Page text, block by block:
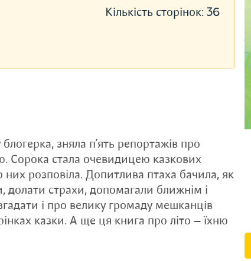
Кількість сторінок: 36
зняла п’ять репортажів про
Сорока стала очевидицею казкових
них розповіла. Допитлива птаха бачила, як
долати страхи, допомагали ближнім і
і про велику громаду мешканців
казки. А ще ця книга про літо — їхню